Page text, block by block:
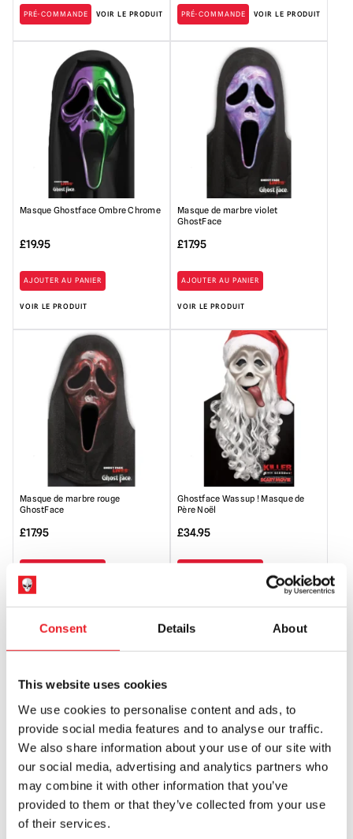
Consent Details About
This website uses cookies
We use cookies to personalise content and ads, to
provide social media features and to analyse our traffic.
We also share information about your use of our site with
our social media, advertising and analytics partners who
may combine it with other information that you’ve
provided to them or that they’ve collected from your use
of their services.
PRÉ-COMMANDE VOIR LE PRODUIT PRÉ-COMMANDE VOIR LE PRODUIT
Masque Ghostface Ombre Chrome
£19.95
AJOUTER AU PANIER
VOIR LE PRODUIT
Masque de marbre violet
GhostFace
£17.95
AJOUTER AU PANIER
VOIR LE PRODUIT
Masque de marbre rouge
GhostFace
£17.95
VOIR LE PRODUIT
Ghostface Wassup ! Masque de
Père Noël
£34.95
MEZCO MDS Ghost Face - Bloody
Ghostface Mega Scale
PRÉ-COMMANDE
NECA Ghost Face - Ghostface
Returns Ultimate 7″ Scale Action
Figure